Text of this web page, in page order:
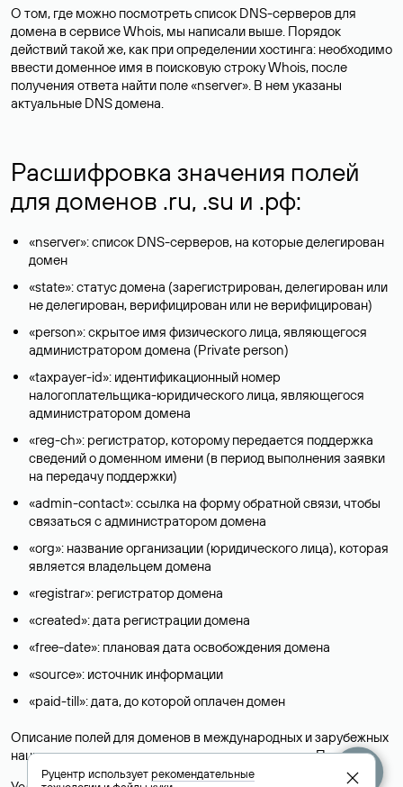
О том, где можно посмотреть список DNS-серверов для
домена в сервисе Whois, мы написали выше. Порядок
действий такой же, как при определении хостинга: необходимо
ввести доменное имя в поисковую строку Whois, после
получения ответа найти поле «nserver». В нем указаны
актуальные DNS домена.
Расшифровка значения полей
для доменов .ru, .su и .рф:
«nserver»: список DNS-серверов, на которые делегирован
домен
«state»: статус домена (зарегистрирован, делегирован или
не делегирован, верифицирован или не верифицирован)
«person»: скрытое имя физического лица, являющегося
администратором домена (Privatе person)
«taxpayer-id»: идентификационный номер
налогоплательщика-юридического лица, являющегося
администратором домена
«reg-ch»: регистратор, которому передается поддержка
сведений о доменном имени (в период выполнения заявки
на передачу поддержки)
«admin-contact»: ссылка на форму обратной связи, чтобы
связаться с администратором домена
«org»: название организации (юридического лица), которая
является владельцем домена
«registrar»: регистратор домена
«created»: дата регистрации домена
«free-date»: плановая дата освобождения домена
«source»: источник информации
«paid-till»: дата, до которой оплачен домен
Описание полей для доменов в международных и зарубежных
национальных доменах представлены в разделе «Помощь».
Руцентр используетрекомендательные